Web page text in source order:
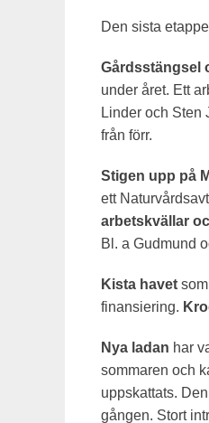
Den sista
Gårdsstängsel
under året. Ett
Linder och Sten
från förr.
Stigen upp på
ett
arbetskvällar
Bl. a Gudmund
Kista havet
finansiering.
Nya ladan har
sommaren och
uppskattats.
gången. Stort